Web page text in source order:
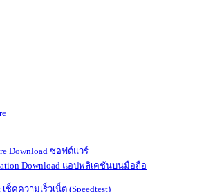
ซอฟต์แวร์
แอปพลิเคชันบนมือถือ
เช็คความเร็วเน็ต (Speedtest)